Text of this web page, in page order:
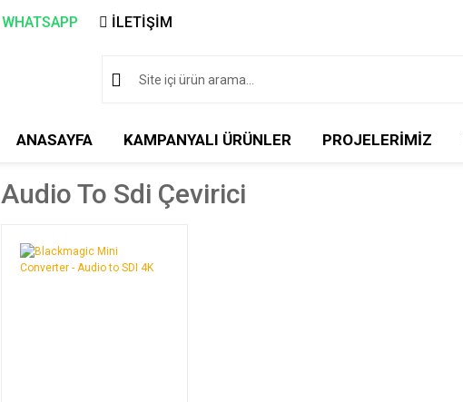
WHATSAPP İLETİŞİM
ANASAYFA KAMPANYALI ÜRÜNLER PROJELERİMİZ
Audio To Sdi Çevirici